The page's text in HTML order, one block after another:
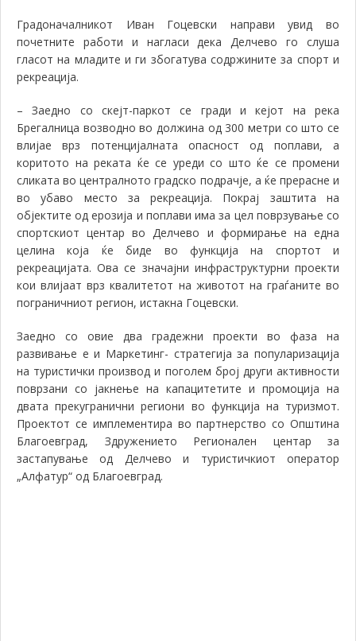
Градоначалникот Иван Гоцевски направи увид во
почетните работи и нагласи дека Делчево го слуша
гласот на младите и ги збогатува содржините за спорт и
рекреација.
– Заедно со скејт-паркот се гради и кејот на река
Брегалница возводно во должина од 300 метри со што се
влијае врз потенцијалната опасност од поплави, а
коритото на реката ќе се уреди со што ќе се промени
сликата во централното градско подрачје, а ќе прерасне и
во убаво место за рекреација. Покрај заштита на
објектите од ерозија и поплави има за цел поврзување со
спортскиот центар во Делчево и формирање на една
целина која ќе биде во функција на спортот и
рекреацијата.Ова се значајни инфраструктурни проекти
кои влијаат врз квалитетот на животот на граѓаните во
пограничниот регион, истакна Гоцевски.
Заедно со овие два градежни проекти во фаза на
развивање е и Маркетинг- стратегија за популаризација
на туристички производ и поголем број други активности
поврзани со јакнење на капацитетите и промоција на
двата прекугранични региони во функција на туризмот.
Проектот се имплементира во партнерство со Општина
Благоевград, Здружението Регионален центар за
застапување од Делчево и туристичкиот оператор
„Алфатур“ од Благоевград.